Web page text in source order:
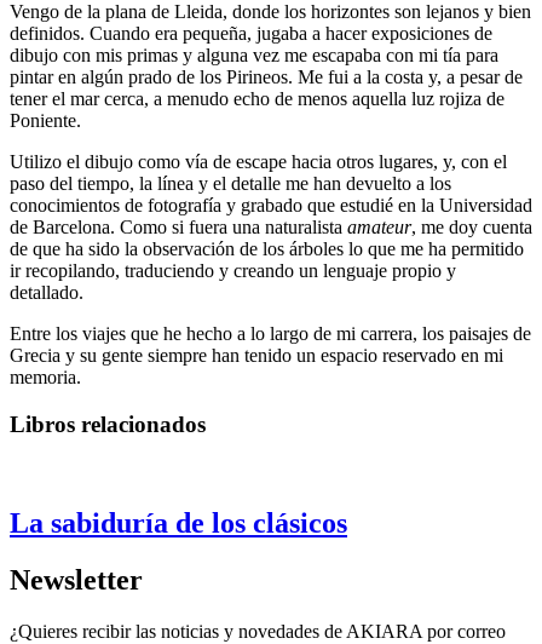
Vengo de la plana de Lleida, donde los horizontes son lejanos y bien
definidos. Cuando era pequeña, jugaba a hacer exposiciones de
dibujo con mis primas y alguna vez me escapaba con mi tía para
pintar en algún prado de los Pirineos. Me fui a la costa y, a pesar de
tener el mar cerca, a menudo echo de menos aquella luz rojiza de
Poniente.
Utilizo el dibujo como vía de escape hacia otros lugares, y, con el
paso del tiempo, la línea y el detalle me han devuelto a los
conocimientos de fotografía y grabado que estudié en la Universidad
de Barcelona. Como si fuera una naturalista amateur, me doy cuenta
de que ha sido la observación de los árboles lo que me ha permitido
ir recopilando, traduciendo y creando un lenguaje propio y
detallado.
Entre los viajes que he hecho a lo largo de mi carrera, los paisajes de
Grecia y su gente siempre han tenido un espacio reservado en mi
memoria.
Libros relacionados
La sabiduría de los clásicos
Newsletter
¿Quieres recibir las noticias y novedades de AKIARA por correo